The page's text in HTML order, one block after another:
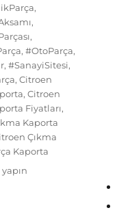
,
,
,
,#OtoParça,
,#SanayiSitesi,
,Citroen
,Citroen
Fiyatları,
Kaporta
Çıkma
Kaporta